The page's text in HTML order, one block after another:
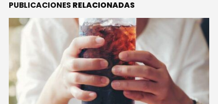
PUBLICACIONES RELACIONADAS